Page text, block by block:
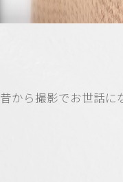
昔から撮影でお世話に